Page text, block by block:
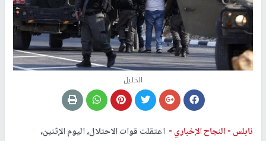
الخليل
نابلس -النجاح الإخباري - اعتقلت قوات الاحتلال، اليوم الإثنين،